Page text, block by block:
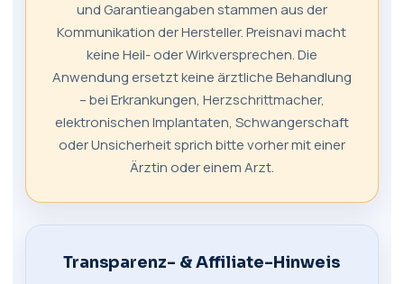
und Garantieangaben stammen aus der
Kommunikation der Hersteller. Preisnavi macht
keine Heil- oder Wirkversprechen. Die
Anwendung ersetzt keine ärztliche Behandlung
– bei Erkrankungen, Herzschrittmacher,
elektronischen Implantaten, Schwangerschaft
oder Unsicherheit sprich bitte vorher mit einer
Ärztin oder einem Arzt.
Transparenz- & Affiliate-Hinweis